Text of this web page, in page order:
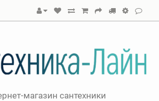
магазин сантехники